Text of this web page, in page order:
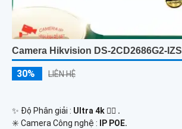
Camera Hikvision DS-2CD2686G2-IZS
30% LIÊN HỆ
✨ Độ Phân giải : Ultra 4k 👍🏾 .
✳️ Camera Công nghệ :
IP POE.